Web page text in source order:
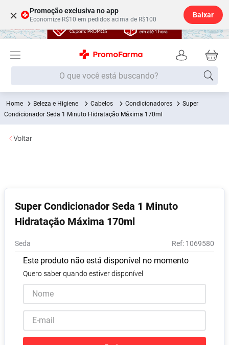
× Promoção exclusiva no app
Economize R$10 em pedidos acima de R$100
Baixar
O que você está buscando?
Beleza e Higiene Cabelos Condicionadores
Super
Condicionador Seda 1 Minuto Hidratação Máxima 170ml
Super Condicionador Seda 1 Minuto
Hidratação Máxima 170ml
Seda : 1069580
Este produto não está disponível no momento
Quero saber quando estiver disponível
Voltar
Termos mais buscados
1º Fralda
2
6º Shampoo
7º Desodorante
9º Vitamina D
10º Lavitan